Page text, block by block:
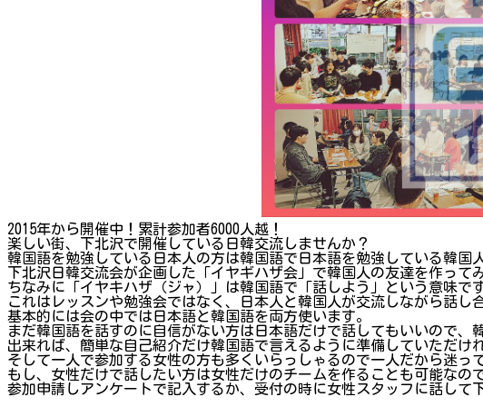
2015年から開催中！累計参加者6000人越！
楽しい街、下北沢で開催している日韓交流しませんか？
韓国語を勉強している日本人の方は韓国語で日本語を勉強している韓国
下北沢日韓交流会が企画した「イヤギハザ会」で韓国人の友達を作って
ちなみに「イヤキハザ（ジャ）」は韓国語で「話しよう」という意味です
これはレッスンや勉強会ではなく、日本人と韓国人が交流しながら話し
基本的には会の中では日本語と韓国語を両方使います。
まだ韓国語を話すのに自信がない方は日本語だけで話してもいいので、
出来れば、簡単な自己紹介だけ韓国語で言えるように準備していただけ
そして一人で参加する女性の方も多くいらっしゃるので一人だから迷っ
もし、女性だけで話したい方は女性だけのチームを作ることも可能なので
参加申請しアンケートで記入するか、受付の時に女性スタッフに話して